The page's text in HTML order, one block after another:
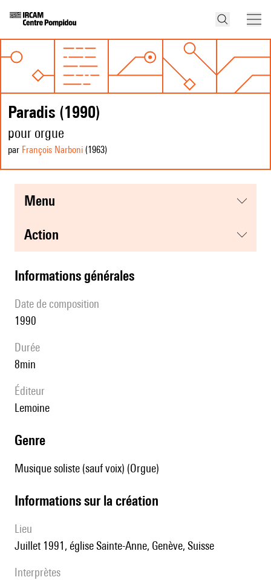
Paradis (1990)
pour orgue
par François Narboni (1963)
menu
action
informations générales
date de composition
1990
durée
8min
éditeur
Lemoine
genre
Musique soliste (sauf voix) (Orgue)
informations sur la création
lieu
Juillet 1991, église Sainte-Anne, Genève, Suisse
interprètes